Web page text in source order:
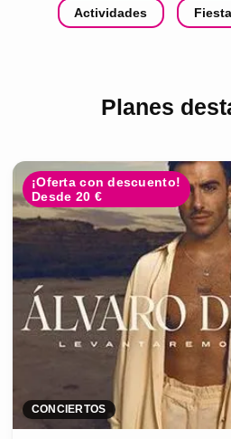
Actividades
Planes
¡Oferta con descuento!
Desde 20 €
CONCIERTOS